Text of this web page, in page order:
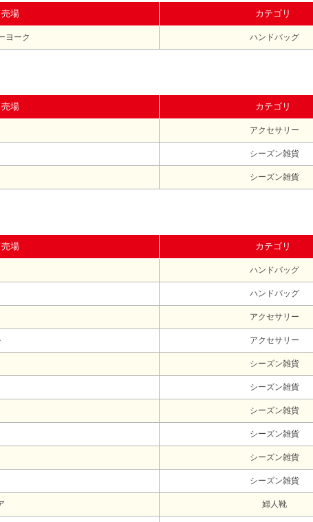
場 カテゴリ
ヨーク ハンドバッグ
場 カテゴリ
アクセサリー
シーズン雑貨
シーズン雑貨
場 カテゴリ
ハンドバッグ
ハンドバッグ
アクセサリー
アクセサリー
シーズン雑貨
シーズン雑貨
シーズン雑貨
シーズン雑貨
シーズン雑貨
シーズン雑貨
婦人靴